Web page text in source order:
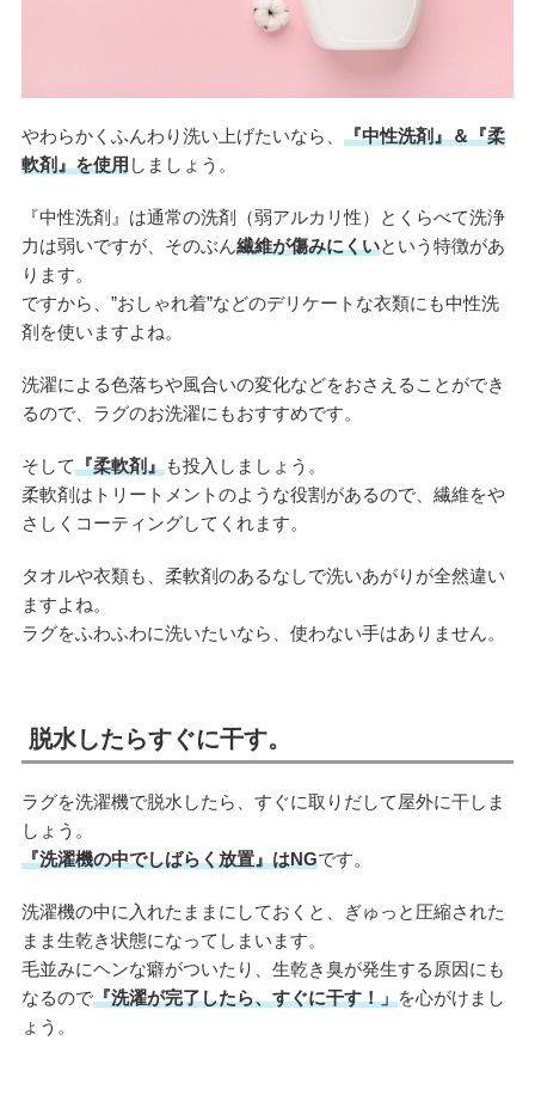
やわらかくふんわり洗い上げたいなら、 『中性洗剤』＆『柔
軟剤』を使用しましょう。
『中性洗剤』は通常の洗剤（弱アルカリ性）とくらべて洗浄
力は弱いですが、そのぶん繊維が傷みにくいという特徴があ
ります。
ですから、”おしゃれ着”などのデリケートな衣類にも中性洗
剤を使いますよね。
洗濯による色落ちや風合いの変化などをおさえることができ
るので、ラグのお洗濯にもおすすめです。
そして『柔軟剤』も投入しましょう。
柔軟剤はトリートメントのような役割があるので、繊維をや
さしくコーティングしてくれます。
タオルや衣類も、柔軟剤のあるなしで洗いあがりが全然違い
ますよね。
ラグをふわふわに洗いたいなら、使わない手はありません。
脱水したらすぐに干す。
ラグを洗濯機で脱水したら、すぐに取りだして屋外に干しま
しょう。
『洗濯機の中でしばらく放置』はNGです。
洗濯機の中に入れたままにしておくと、ぎゅっと圧縮された
まま生乾き状態になってしまいます。
毛並みにヘンな癖がついたり、生乾き臭が発生する原因にも
なるので『洗濯が完了したら、すぐに干す！」を心がけまし
ょう。